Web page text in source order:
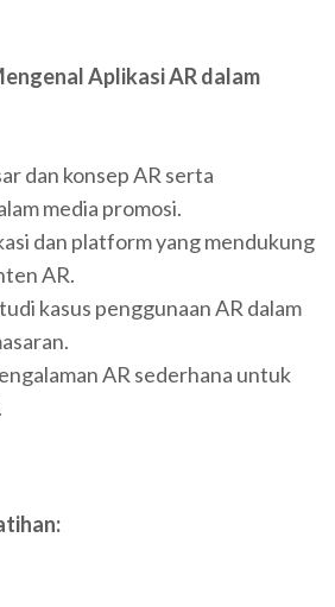
Aplikasi AR dalam
dan konsep AR serta
media promosi.
dan platform yang mendukung
AR.
kasus penggunaan AR dalam
AR sederhana untuk